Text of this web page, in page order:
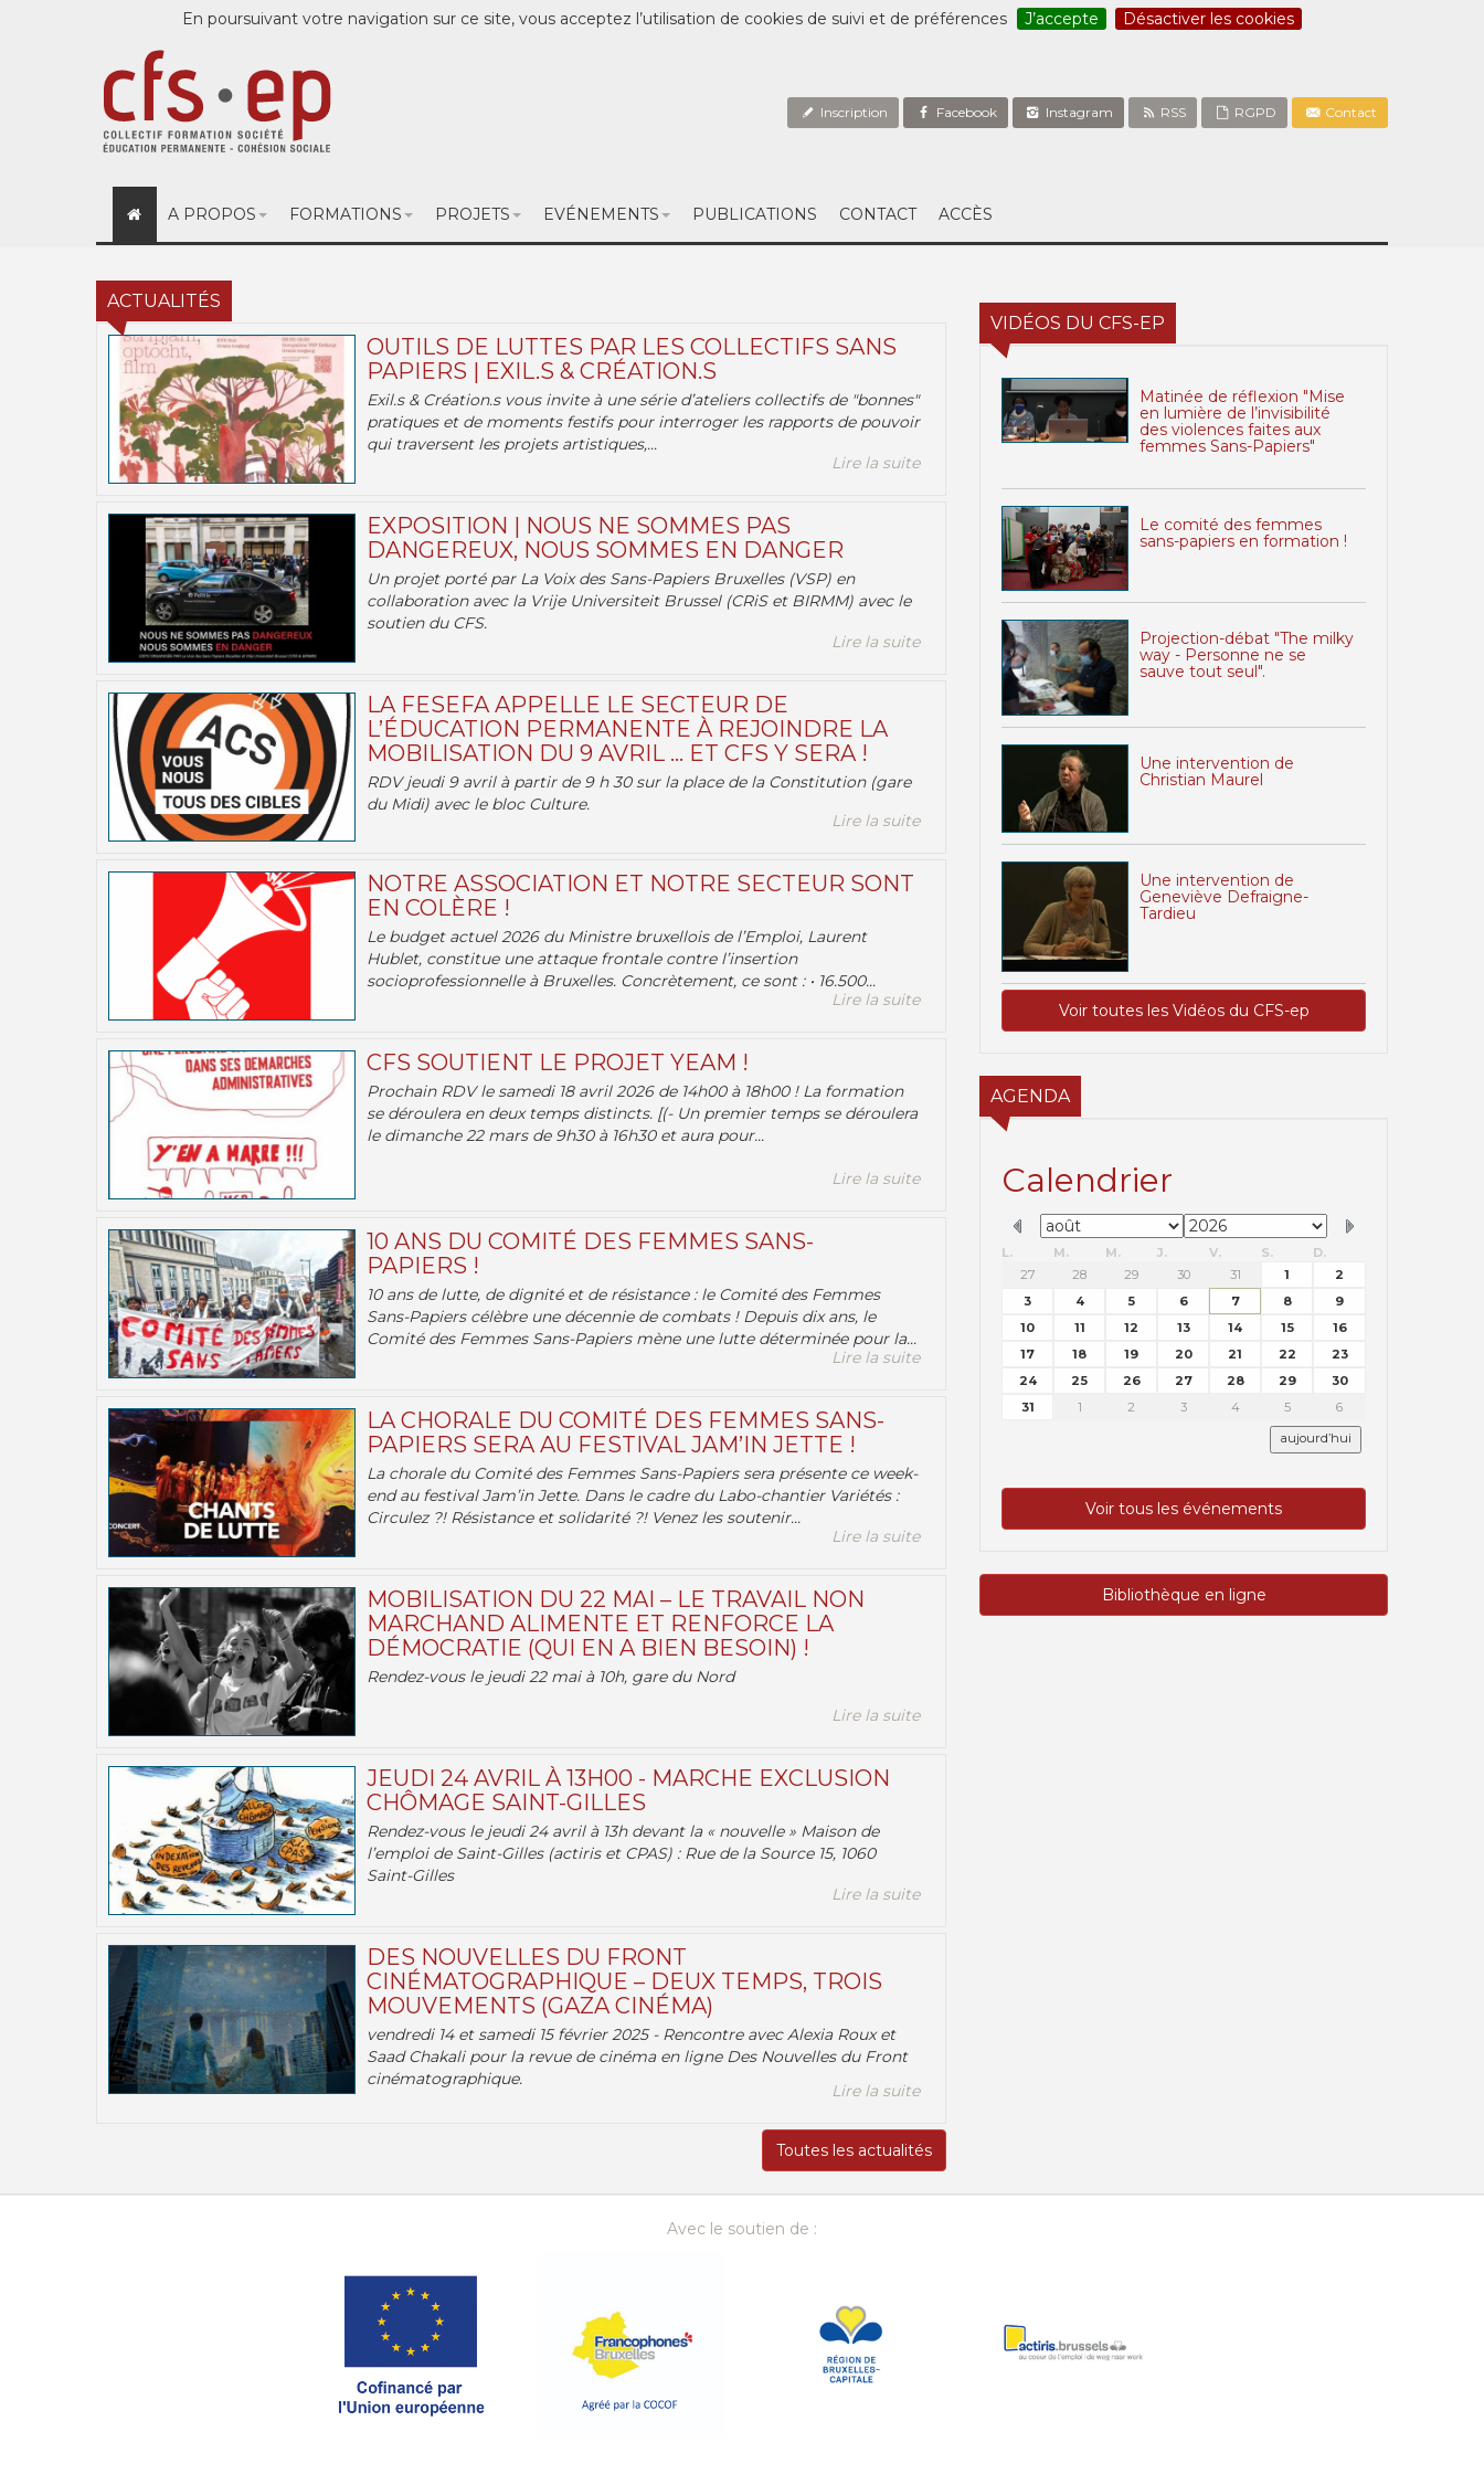
En poursuivant votre navigation sur ce site, vous acceptez l’utilisation de cookies de suivi et de préférences J’accepte Désactiver les cookies
Inscription Facebook Instagram RSS RGPD Contact
A PROPOS FORMATIONS PROJETS EVÉNEMENTS PUBLICATIONS CONTACT ACCÈS
ACTUALITÉS
OUTILS DE LUTTES PAR LES COLLECTIFS SANS
PAPIERS | EXIL.S & CRÉATION.S
Exil.s & Création.s vous invite à une série d’ateliers collectifs de "bonnes"
pratiques et de moments festifs pour interroger les rapports de pouvoir
qui traversent les projets artistiques,...
Lire la suite
EXPOSITION | NOUS NE SOMMES PAS
DANGEREUX, NOUS SOMMES EN DANGER
Un projet porté par La Voix des Sans-Papiers Bruxelles (VSP) en
collaboration avec la Vrije Universiteit Brussel (CRiS et BIRMM) avec le
soutien du CFS.
Lire la suite
LA FESEFA APPELLE LE SECTEUR DE
L’ÉDUCATION PERMANENTE À REJOINDRE LA
MOBILISATION DU 9 AVRIL … ET CFS Y SERA !
RDV jeudi 9 avril à partir de 9 h 30 sur la place de la Constitution (gare
du Midi) avec le bloc Culture.
Lire la suite
NOTRE ASSOCIATION ET NOTRE SECTEUR SONT
EN COLÈRE !
Le budget actuel 2026 du Ministre bruxellois de l’Emploi, Laurent
Hublet, constitue une attaque frontale contre l’insertion
socioprofessionnelle à Bruxelles. Concrètement, ce sont : • 16.500...
Lire la suite
CFS SOUTIENT LE PROJET YEAM !
Prochain RDV le samedi 18 avril 2026 de 14h00 à 18h00 ! La formation
se déroulera en deux temps distincts. [(- Un premier temps se déroulera
le dimanche 22 mars de 9h30 à 16h30 et aura pour...
Lire la suite
10 ANS DU COMITÉ DES FEMMES SANS-
PAPIERS !
10 ans de lutte, de dignité et de résistance : le Comité des Femmes
Sans-Papiers célèbre une décennie de combats ! Depuis dix ans, le
Comité des Femmes Sans-Papiers mène une lutte déterminée pour la...
Lire la suite
LA CHORALE DU COMITÉ DES FEMMES SANS-
PAPIERS SERA AU FESTIVAL JAM’IN JETTE !
La chorale du Comité des Femmes Sans-Papiers sera présente ce week-
end au festival Jam’in Jette. Dans le cadre du Labo-chantier Variétés :
Circulez ?! Résistance et solidarité ?! Venez les soutenir...
Lire la suite
MOBILISATION DU 22 MAI – LE TRAVAIL NON
MARCHAND ALIMENTE ET RENFORCE LA
DÉMOCRATIE (QUI EN A BIEN BESOIN) !
Rendez-vous le jeudi 22 mai à 10h, gare du Nord
Lire la suite
JEUDI 24 AVRIL À 13H00 - MARCHE EXCLUSION
CHÔMAGE SAINT-GILLES
Rendez-vous le jeudi 24 avril à 13h devant la « nouvelle » Maison de
l’emploi de Saint-Gilles (actiris et CPAS) : Rue de la Source 15, 1060
Saint-Gilles
Lire la suite
DES NOUVELLES DU FRONT
CINÉMATOGRAPHIQUE – DEUX TEMPS, TROIS
MOUVEMENTS (GAZA CINÉMA)
vendredi 14 et samedi 15 février 2025 - Rencontre avec Alexia Roux et
Saad Chakali pour la revue de cinéma en ligne Des Nouvelles du Front
cinématographique.
Lire la suite
Toutes les actualités
VIDÉOS DU CFS-EP
Matinée de réflexion "Mise
en lumière de l’invisibilité
des violences faites aux
femmes Sans-Papiers"
Le comité des femmes
sans-papiers en formation !
Projection-débat "The milky
way - Personne ne se
sauve tout seul".
Une intervention de
Christian Maurel
Une intervention de
Geneviève Defraigne-
Tardieu
Voir toutes les Vidéos du CFS-ep
AGENDA
Calendrier
L. M. M. J. V. S.
D.
27
28 29 30 31 1
2
3
4 5 6 7 8
9
10
11 12 13 14 15
16
17
18 19 20 21 22
23
24
25 26 27 28 29
30
31
1 2 3 4 5 6
aujourd’hui
Voir tous les événements
Bibliothèque en ligne
Avec le soutien de :